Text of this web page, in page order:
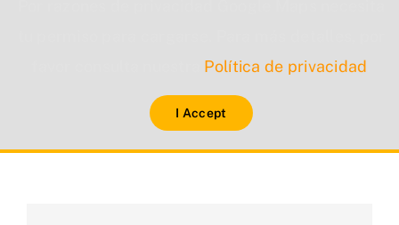
Política de privacidad
I Accept